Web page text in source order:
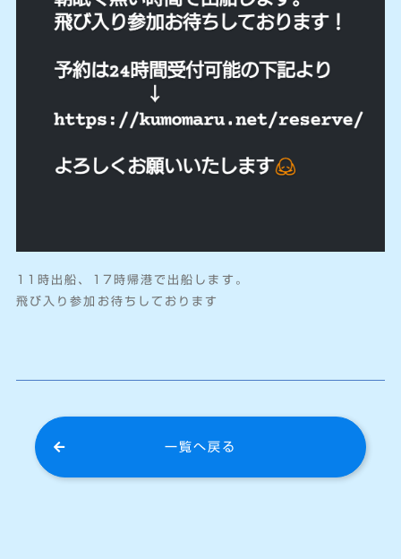
11時出船、17時帰港で出船します。
飛び入り参加お待ちしております
一覧へ戻る